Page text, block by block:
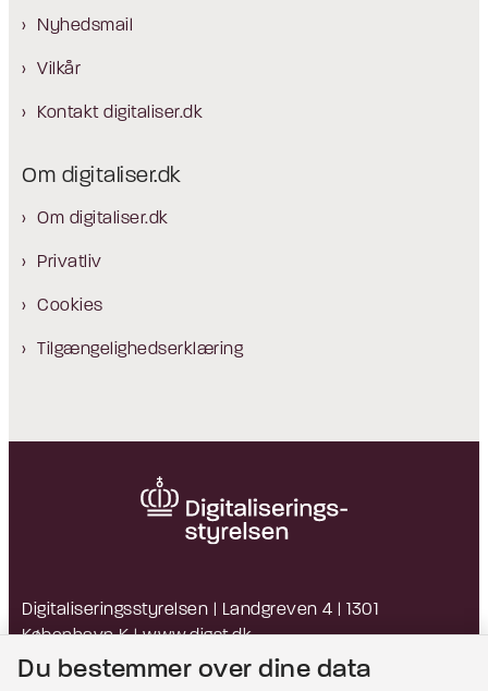
Nyhedsmail
Vilkår
Kontakt digitaliser.dk
Om digitaliser.dk
Om digitaliser.dk
Privatliv
Cookies
Tilgængelighedserklæring
Digitaliseringsstyrelsen | Landgreven 4 | 1301
København K |www.digst.dk
EAN: 5798009814203 | CVR: 34051178
Du bestemmer over dine data